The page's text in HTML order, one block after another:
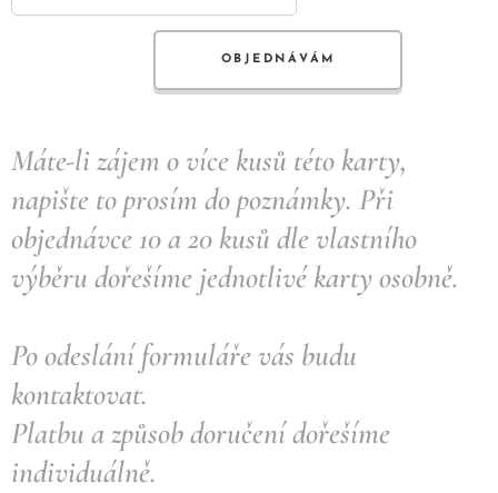
OBJEDNÁVÁM
Máte-li zájem o více kusů této karty,
napište to prosím do poznámky. Při
objednávce 10 a 20 kusů dle vlastního
výběru dořešíme jednotlivé karty osobně.
Po odeslání formuláře vás budu
kontaktovat.
Platbu a způsob doručení dořešíme
individuálně.